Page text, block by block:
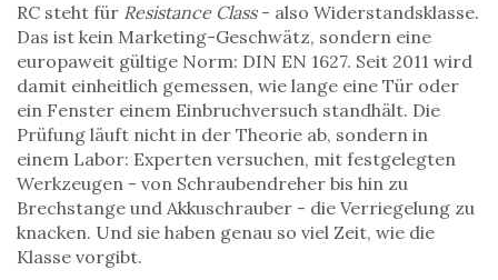
RC steht für Resistance Class- also Widerstandsklasse.
Das ist kein Marketing-Geschwätz, sondern eine
europaweit gültige Norm: DIN EN 1627. Seit 2011 wird
damit einheitlich gemessen, wie lange eine Tür oder
ein Fenster einem Einbruchversuch standhält. Die
Prüfung läuft nicht in der Theorie ab, sondern in
einem Labor: Experten versuchen, mit festgelegten
Werkzeugen - von Schraubendreher bis hin zu
Brechstange und Akkuschrauber - die Verriegelung zu
knacken. Und sie haben genau so viel Zeit, wie die
Klasse vorgibt.